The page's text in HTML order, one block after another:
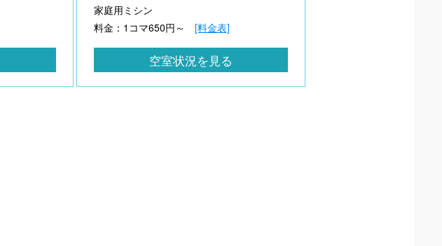
家庭用ミシン
料金：1コマ650円～ [料金表]
空室状況を見る